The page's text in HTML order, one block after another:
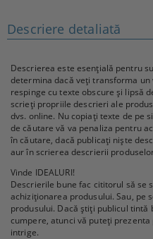
Descriere detaliată
Descrierea este esențială pentru
determina dacă veți transforma
respinge cu texte obscure și lipsă
scrieți propriile descrieri ale
dvs. online. Nu copiați texte de pe
de căutare vă va penaliza pentru
în căutare, dacă publicați niște
aur în scrierea descrierii
Vinde IDEALURI!
Descrierile bune fac cititorul să se
achiziționarea produsului. Sau, pe
produsului. Dacă știți publicul tintă
cumpere, atunci vă puteți
intrige.